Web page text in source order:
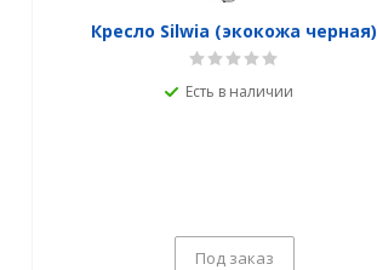
Кресло Silwia (экокожа черная)
Есть в наличии
Под заказ